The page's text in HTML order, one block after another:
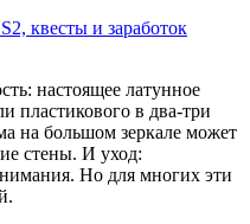
квесты и заработок
настоящее латунное
пластикового в два-три
на большом зеркале может
стены. И уход:
Но для многих эти